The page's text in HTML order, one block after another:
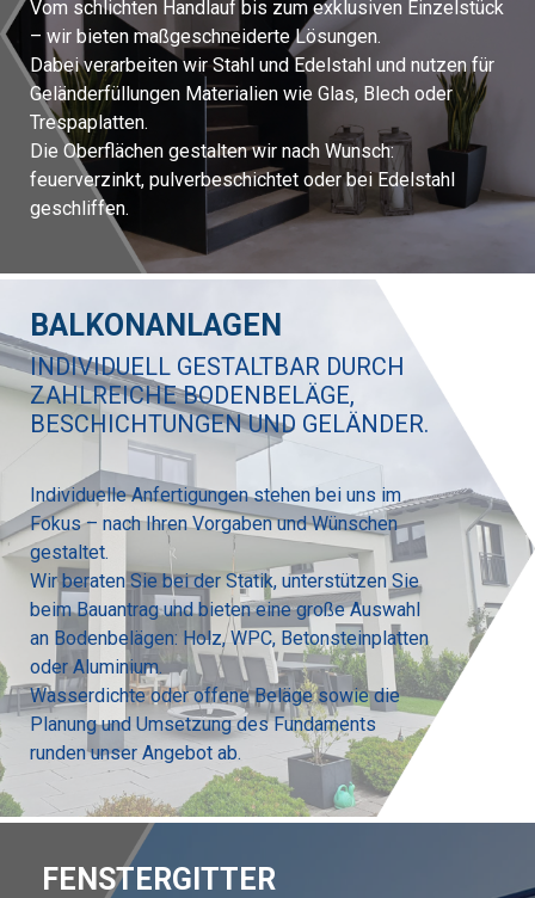
Vom schlichten Handlauf bis zum exklusiven Einzelstück
– wir bieten maßgeschneiderte Lösungen.
Dabei verarbeiten wir Stahl und Edelstahl und nutzen für
Geländerfüllungen Materialien wie Glas, Blech oder
Trespaplatten.
Die Oberflächen gestalten wir nach Wunsch:
feuerverzinkt, pulverbeschichtet oder bei Edelstahl
geschliffen.
BALKONANLAGEN
INDIVIDUELL GESTALTBAR DURCH
ZAHLREICHE BODENBELÄGE,
BESCHICHTUNGEN UND GELÄNDER.
Individuelle Anfertigungen stehen bei uns im
Fokus – nach Ihren Vorgaben und Wünschen
gestaltet.
Wir beraten Sie bei der Statik, unterstützen Sie
beim Bauantrag und bieten eine große Auswahl
an Bodenbelägen: Holz, WPC, Betonsteinplatten
oder Aluminium.
Wasserdichte oder offene Beläge sowie die
Planung und Umsetzung des Fundaments
runden unser Angebot ab.
FENSTERGITTER